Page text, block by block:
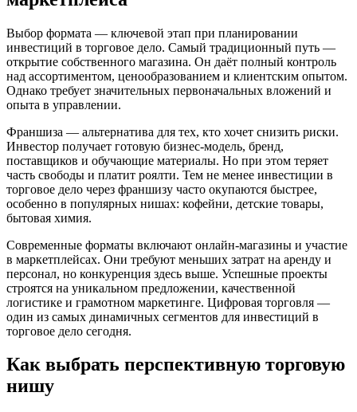
Выбор формата — ключевой этап при планировании
инвестиций в торговое дело. Самый традиционный путь —
открытие собственного магазина. Он даёт полный контроль
над ассортиментом, ценообразованием и клиентским опытом.
Однако требует значительных первоначальных вложений и
опыта в управлении.
Франшиза — альтернатива для тех, кто хочет снизить риски.
Инвестор получает готовую бизнес-модель, бренд,
поставщиков и обучающие материалы. Но при этом теряет
часть свободы и платит роялти. Тем не менее инвестиции в
торговое дело через франшизу часто окупаются быстрее,
особенно в популярных нишах: кофейни, детские товары,
бытовая химия.
Современные форматы включают онлайн-магазины и участие
в маркетплейсах. Они требуют меньших затрат на аренду и
персонал, но конкуренция здесь выше. Успешные проекты
строятся на уникальном предложении, качественной
логистике и грамотном маркетинге. Цифровая торговля —
один из самых динамичных сегментов для инвестиций в
торговое дело сегодня.
Как выбрать перспективную торговую
нишу